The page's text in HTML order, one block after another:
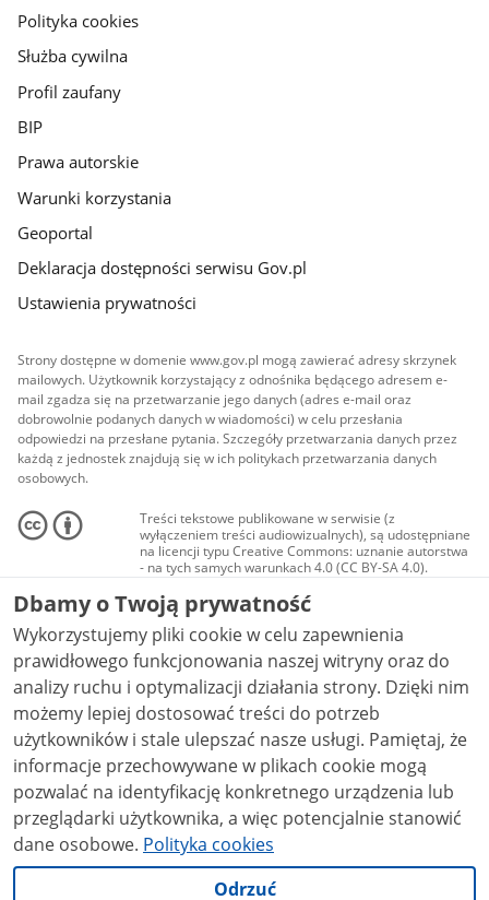
gov.pl
Polityka cookies
Służba cywilna
Profil zaufany
BIP
Prawa autorskie
Warunki korzystania
Geoportal
Deklaracja dostępności serwisu Gov.pl
Ustawienia prywatności
Strony dostępne w domenie www.gov.pl mogą zawierać adresy skrzynek
mailowych. Użytkownik korzystający z odnośnika będącego adresem e-
mail zgadza się na przetwarzanie jego danych (adres e-mail oraz
dobrowolnie podanych danych w wiadomości) w celu przesłania
odpowiedzi na przesłane pytania. Szczegóły przetwarzania danych przez
każdą z jednostek znajdują się w ich politykach przetwarzania danych
osobowych.
Treści tekstowe publikowane w serwisie (z
wyłączeniem treści audiowizualnych), są udostępniane
na licencji typu Creative Commons: uznanie autorstwa
- na tych samych warunkach 4.0 (CC BY-SA 4.0).
Materiały audiowizualne, w tym zdjęcia, materiały
audio i wideo, są udostępniane na licencji typu
Creative Commons: uznanie autorstwa użycie
niekomercyjne - bez utworów zależnych 4.0 (CC BY-
NC-ND 4.0), o ile nie jest to stwierdzone inaczej.
Dbamy o Twoją prywatność
Wykorzystujemy pliki cookie w celu zapewnienia
prawidłowego funkcjonowania naszej witryny oraz do
analizy ruchu i optymalizacji działania strony. Dzięki nim
możemy lepiej dostosować treści do potrzeb
użytkowników i stale ulepszać nasze usługi. Pamiętaj, że
informacje przechowywane w plikach cookie mogą
pozwalać na identyfikację konkretnego urządzenia lub
przeglądarki użytkownika, a więc potencjalnie stanowić
dane osobowe. Polityka cookies
Odrzuć